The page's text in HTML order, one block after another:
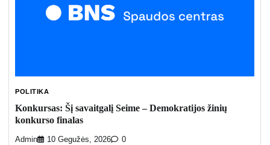
POLITIKA
Konkursas: Šį savaitgalį Seime – Demokratijos žinių
konkurso finalas
Admin 10 Gegužės, 2026 0